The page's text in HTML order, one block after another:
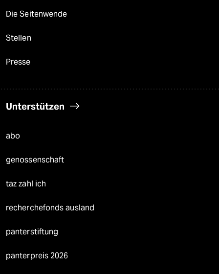
Die Seitenwende
Stellen
Presse
Unterstützen
abo
genossenschaft
taz zahl ich
recherchefonds ausland
panterstiftung
panterpreis 2026